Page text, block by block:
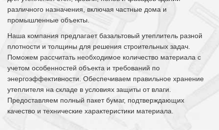
различного назначения, включая частные дома и
промышленные объекты.
Наша компания предлагает базальтовый утеплитель разной
плотности и толщины для решения строительных задач.
Поможем рассчитать необходимое количество материала с
учетом особенностей объекта и требований по
энергоэффективности. Обеспечиваем правильное хранение
утеплителя на складе в условиях защиты от влаги.
Предоставляем полный пакет бумаг, подтверждающих
качество и технические характеристики материала.